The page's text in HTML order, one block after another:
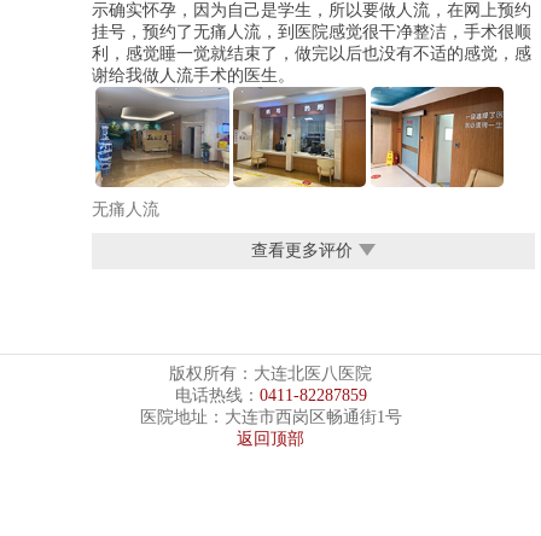
示确实怀孕，因为自己是学生，所以要做人流，在网上预约
挂号，预约了无痛人流，到医院感觉很干净整洁，手术很顺
利，感觉睡一觉就结束了，做完以后也没有不适的感觉，感
谢给我做人流手术的医生。
无痛人流
查看更多评价
版权所有：大连北医八医院
电话热线： 0411-82287859
医院地址：大连市西岗区畅通街1号
返回顶部